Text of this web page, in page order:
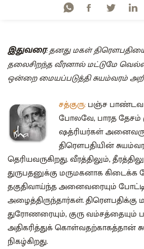
இதுவரை: தனது மகள்
தலைசிறந்த வீரனால் மட்டுமே
ஒன்றை மையப்படுத்தி சுயம்வரம்
சத்குரு:பஞ்ச
போலவே, பாரத தேசம்
ஷத்ரியர்கள்
திரௌபதியின்
தெரியவருகிறது. வீரத்திலும்,
துருபதனுக்கு மருமகனாக
தகுதிவாய்ந்த அனைவரையும்
அழைத்திருந்தார்கள். திரௌபதிக்கு
துரோணரையும், குரு வம்சத்தையும்
அதிகரித்துக் கொள்வதற்காகத்தான்
நிகழ்கிறது.